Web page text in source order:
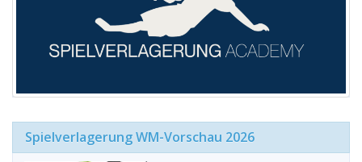
Spielverlagerung WM-Vorschau 2026